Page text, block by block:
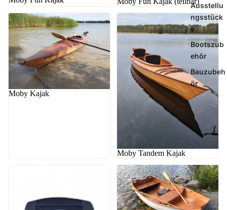
Ausstellu
ngsstück
e
Bootszub
ehör
Bauzubeh
ör
Moby Kajak
Moby Tandem Kajak